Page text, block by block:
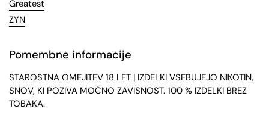
Greatest
ZYN
Pomembne informacije
STAROSTNA OMEJITEV 18 LET | IZDELKI VSEBUJEJO NIKOTIN,
SNOV, KI POZIVA MOČNO ZAVISNOST. 100 % IZDELKI BREZ
TOBAKA.